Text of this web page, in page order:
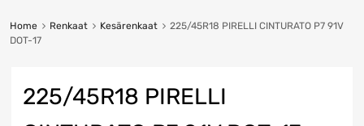
Home Renkaat Kesärenkaat
225/45R18 PIRELLI CINTURATO P7 91V
DOT-17
225/45R18 PIRELLI